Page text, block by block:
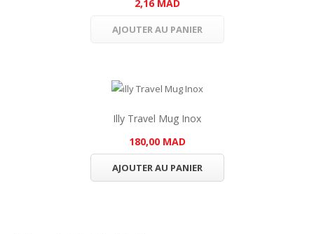
2,16 MAD
AJOUTER AU PANIER
Illy Travel Mug Inox
180,00 MAD
AJOUTER AU PANIER